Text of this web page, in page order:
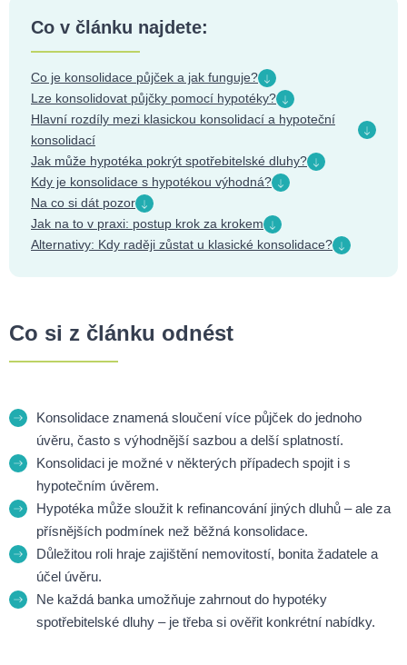
Co v článku najdete:
Co je konsolidace půjček a jak funguje?
Lze konsolidovat půjčky pomocí hypotéky?
Hlavní rozdíly mezi klasickou konsolidací a hypoteční
konsolidací
Jak může hypotéka pokrýt spotřebitelské dluhy?
Kdy je konsolidace s hypotékou výhodná?
Na co si dát pozor
Jak na to v praxi: postup krok za krokem
Alternativy: Kdy raději zůstat u klasické konsolidace?
Co si z článku odnést
Konsolidace znamená sloučení více půjček do jednoho
úvěru, často s výhodnější sazbou a delší splatností.
Konsolidaci je možné v některých případech spojit i s
hypotečním úvěrem.
Hypotéka může sloužit k refinancování jiných dluhů – ale za
přísnějších podmínek než běžná konsolidace.
Důležitou roli hraje zajištění nemovitostí, bonita žadatele a
účel úvěru.
Ne každá banka umožňuje zahrnout do hypotéky
spotřebitelské dluhy – je třeba si ověřit konkrétní nabídky.